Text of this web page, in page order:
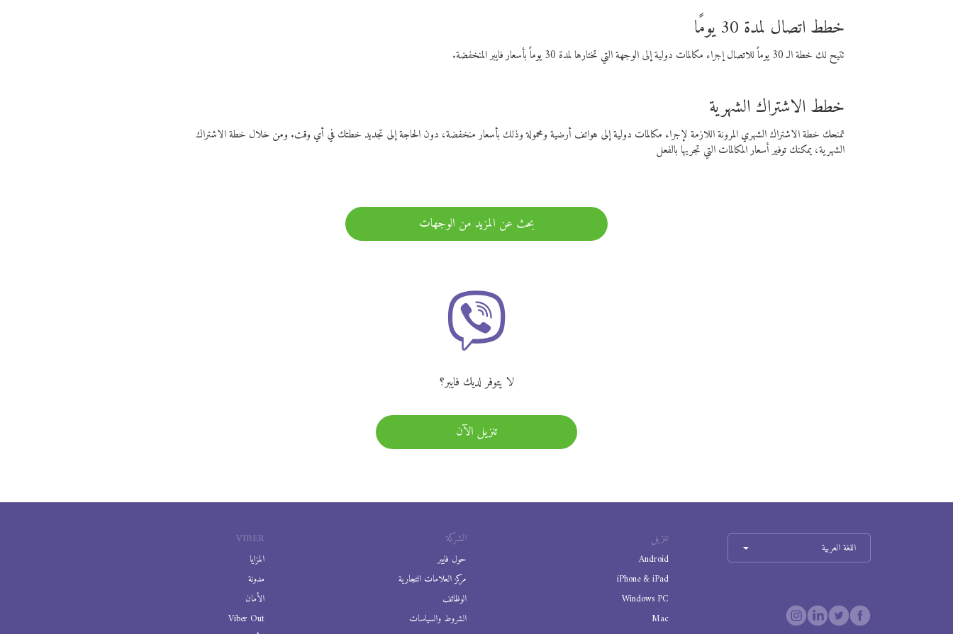
خطط اتصال لمدة 30 يومًا
تتيح لك خطة الـ 30 يوماً للاتصال إجراء مكالمات دولية إلى الوجهة التي تختارها لمدة 30 يوماً بأسعار فايبر المنخفضة.
خطط الاشتراك الشهرية
تمنحك خطة الاشتراك الشهري المرونة اللازمة لإجراء مكالمات دولية إلى هواتف أرضية ومحمولة وذلك بأسعار منخفضة، دون الحاجة إلى تجديد خطتك في أي وقت. ومن خلال خطة الاشتراك
الشهرية، يمكنك توفير أسعار المكالمات التي تجريها بالفعل
بحث عن المزيد من الوجهات
لا يتوفر لديك فايبر؟
تنزيل الآن
VIBER
المزايا
مدونة
الأمان
Viber Out
الشركة
حول فايبر
مركز العلامات التجارية
الوظائف
الشروط والسياسات
تنزيل
Android
iPhone & iPad
Windows PC
Mac
اللغة العربية